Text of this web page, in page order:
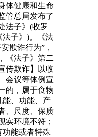
体健康和生命
管总局发布了
法子》(收罗
法子》)。《法
欺诈行为”，
《法子》第二
传欺诈】以收
会议等体例宣
的，属于食物
能、功能、产
、尺度、保质
实环境不符；
功能或者特殊